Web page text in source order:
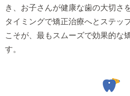
き、お子さんが健康な歯の大切さ
タイミングで矯正治療へとステッ
こそが、最もスムーズで効果的な
す。